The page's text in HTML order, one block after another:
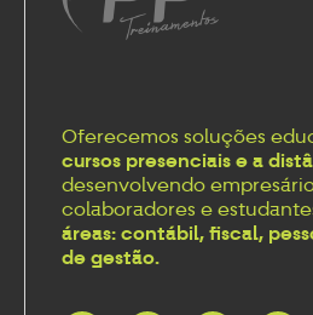
Oferecemos soluções
cursos presenciais e a
desenvolvendo
colaboradores e
áreas: contábil, fiscal,
de gestão.